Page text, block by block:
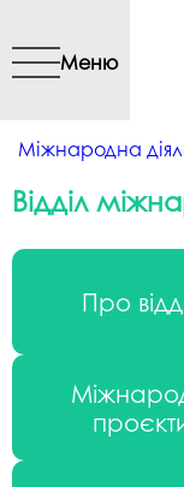
Меню
Ви є тут
Міжнародна
Відділ
Про